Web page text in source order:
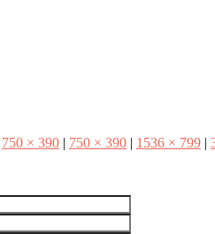
750 × 390 | 750 × 390 | 1536 × 799 |